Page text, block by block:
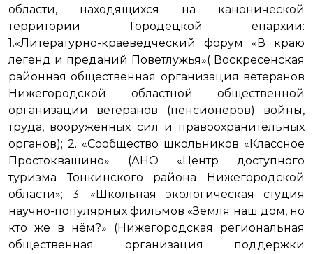
области, находящихся на канонической
территории Городецкой епархии:
1.«Литературно-краеведческий форум «В краю
легенд и преданий Поветлужья»( Воскресенская
районная общественная организация ветеранов
Нижегородской областной общественной
организации ветеранов (пенсионеров) войны,
труда, вооруженных сил и правоохранительных
органов); 2. «Сообщество школьников «Классное
Простоквашино» (АНО «Центр доступного
туризма Тонкинского района Нижегородской
области»; 3. «Школьная экологическая студия
научно-популярных фильмов «Земля наш дом, но
кто же в нём?» (Нижегородская региональная
общественная организация поддержки